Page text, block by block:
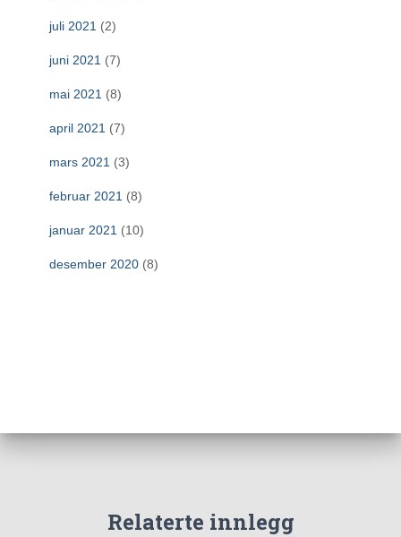
juli 2021 (2)
juni 2021 (7)
mai 2021 (8)
april 2021 (7)
mars 2021 (3)
februar 2021 (8)
januar 2021 (10)
desember 2020 (8)
Relaterte innlegg